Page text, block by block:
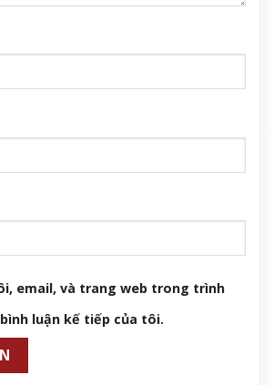
email, và trang web trong trình
luận kế tiếp của tôi.